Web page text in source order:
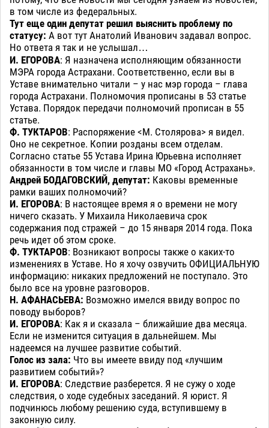
в том числе из федеральных.
Тут еще один депутат решил выяснить проблему по
статусу: А вот тут Анатолий Иванович задавал вопрос.
Но ответа я так и не услышал…
И. ЕГОРОВА: Я назначена исполняющим обязанности
МЭРА города Астрахани. Соответственно, если вы в
Уставе внимательно читали – у нас мэр города – глава
города Астрахани. Полномочия прописаны в 53 статье
Устава. Порядок передачи полномочий прописан в 55
статье.
Ф. ТУКТАРОВ: Распоряжение <М. Столярова> я видел.
Оно не секретное. Копии розданы всем отделам.
Согласно статье 55 Устава Ирина Юрьевна исполняет
обязанности в том числе и главы МО «Город Астрахань».
Андрей БОДАГОВСКИЙ, депутат: Каковы временные
рамки ваших полномочий?
И. ЕГОРОВА: В настоящее время я о времени не могу
ничего сказать. У Михаила Николаевича срок
содержания под стражей – до 15 января 2014 года. Пока
речь идет об этом сроке.
Ф. ТУКТАРОВ: Возникают вопросы также о каких-то
изменениях в Уставе. Но я хочу озвучить ОФИЦИАЛЬНУЮ
информацию: никаких предложений не поступало. Это
было все на уровне разговоров.
Н. АФАНАСЬЕВА: Возможно имелся ввиду вопрос по
поводу выборов?
И. ЕГОРОВА: Как я и сказала – ближайшие два месяца.
Если не изменится ситуация в дальнейшем. Мы
надеемся на лучшее развитие событий.
Голос из зала: Что вы имеете ввиду под «лучшим
развитием событий»?
И. ЕГОРОВА: Следствие разберется. Я не сужу о ходе
следствия, о ходе судебных заседаний. Я юрист. Я
подчинюсь любому решению суда, вступившему в
законную силу.